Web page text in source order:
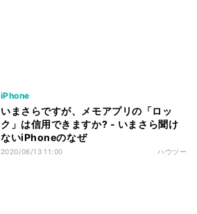
iPhone
いまさらですが、メモアプリの「ロッ
ク」は信用できますか? - いまさら聞け
ないiPhoneのなぜ
2020/06/13 11:00 ハウツー